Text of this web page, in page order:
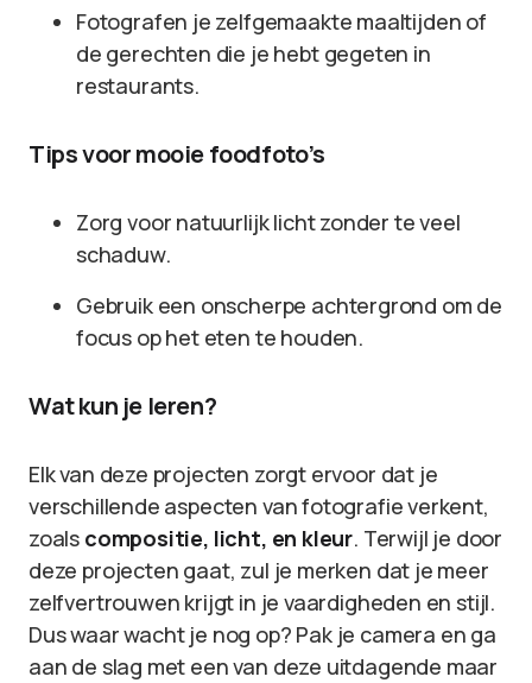
Fotografen je zelfgemaakte maaltijden of
de gerechten die je hebt gegeten in
restaurants.
Tips voor mooie foodfoto’s
Zorg voor natuurlijk licht zonder te veel
schaduw.
Gebruik een onscherpe achtergrond om de
focus op het eten te houden.
Wat kun je leren?
Elk van deze projecten zorgt ervoor dat je
verschillende aspecten van fotografie verkent,
zoals compositie, licht, en kleur. Terwijl je door
deze projecten gaat, zul je merken dat je meer
zelfvertrouwen krijgt in je vaardigheden en stijl.
Dus waar wacht je nog op? Pak je camera en ga
aan de slag met een van deze uitdagende maar